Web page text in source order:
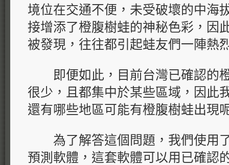
境位在交通不便，未受破壞的中海
接增添了橙腹樹蛙的神秘色彩，因
被發現，往往都引起蛙友們一陣熱
即便如此，目前台灣已確認的
很少，且都集中於某些區域，因此
還有哪些地區可能有橙腹樹蛙出現
為了解答這個問題，我們使用
預測軟體，這套軟體可以用已確認